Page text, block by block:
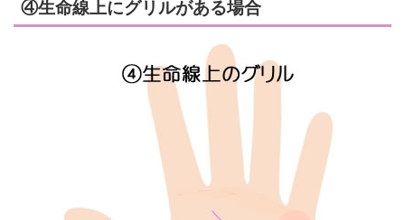
④生命線上にグリルがある場合